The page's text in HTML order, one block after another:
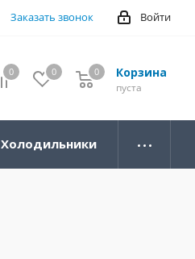
Войти
Заказать звонок
0 0 Корзина
0
пуста
0
Холодильники